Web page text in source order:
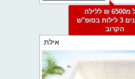
החל מ6500 ₪ ללילה
למזמינים 3 לילות בסופ"ש
הקרוב
אילת